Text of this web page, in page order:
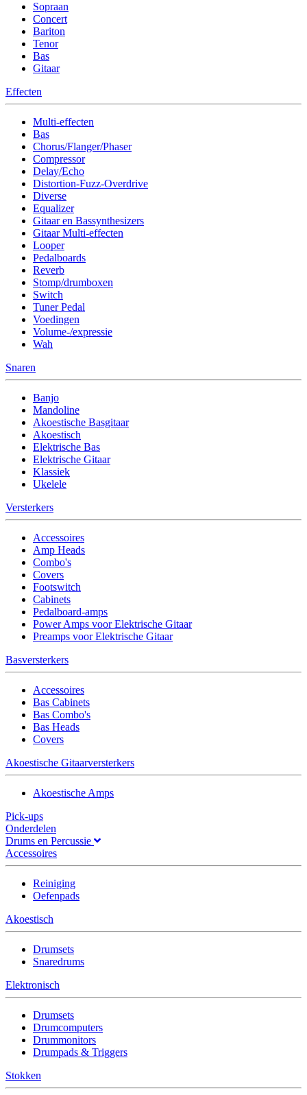
Sopraan
Concert
Bariton
Tenor
Bas
Gitaar
Effecten
Multi-effecten
Bas
Chorus/Flanger/Phaser
Compressor
Delay/Echo
Distortion-Fuzz-Overdrive
Diverse
Equalizer
Gitaar en Bassynthesizers
Gitaar Multi-effecten
Looper
Pedalboards
Reverb
Stomp/drumboxen
Switch
Tuner Pedal
Voedingen
Volume-/expressie
Wah
Snaren
Banjo
Mandoline
Akoestische Basgitaar
Akoestisch
Elektrische Bas
Elektrische Gitaar
Klassiek
Ukelele
Versterkers
Accessoires
Amp Heads
Combo's
Covers
Footswitch
Cabinets
Pedalboard-amps
Power Amps voor Elektrische Gitaar
Preamps voor Elektrische Gitaar
Basversterkers
Accessoires
Bas Cabinets
Bas Combo's
Bas Heads
Covers
Akoestische Gitaarversterkers
Akoestische Amps
Pick-ups
Onderdelen
Drums en Percussie
Accessoires
Reiniging
Oefenpads
Akoestisch
Drumsets
Snaredrums
Elektronisch
Drumsets
Drumcomputers
Drummonitors
Drumpads & Triggers
Stokken